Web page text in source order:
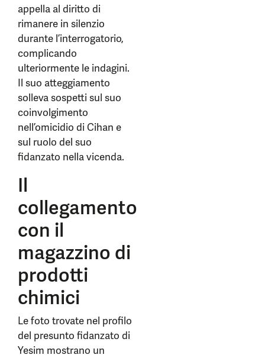
appella al diritto di
rimanere in silenzio
durante l’interrogatorio,
complicando
ulteriormente le indagini.
Il suo atteggiamento
solleva sospetti sul suo
coinvolgimento
nell’omicidio di Cihan e
sul ruolo del suo
fidanzato nella vicenda.
Il
collegamento
con il
magazzino di
prodotti
chimici
Le foto trovate nel profilo
del presunto fidanzato di
Yesim mostrano un